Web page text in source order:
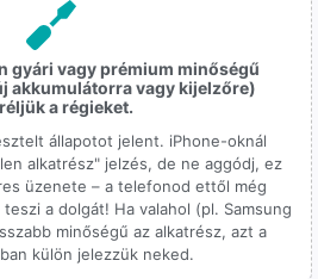
gyári vagy prémium minőségű
akkumulátorra vagy kijelzőre)
a régieket.
állapotot jelent. iPhone-oknál
alkatrész" jelzés, de ne aggódj, ez
üzenete – a telefonod ettől még
a dolgát! Ha valahol (pl. Samsung
minőségű az alkatrész, azt a
külön jelezzük neked.